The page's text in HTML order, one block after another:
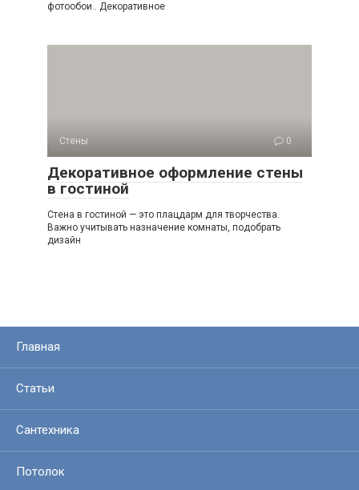
фотообои.. Декоративное
Стены 0
Декоративное оформление стены
в гостиной
Стена в гостиной — это плацдарм для творчества.
Важно учитывать назначение комнаты, подобрать
дизайн
Главная
Статьи
Сантехника
Потолок